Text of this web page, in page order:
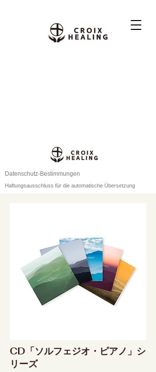
Datenschutz-Bestimmungen
Haftungsausschluss für die automatische Übersetzung
CD「ソルフェジオ・ピアノ」シ
リーズ